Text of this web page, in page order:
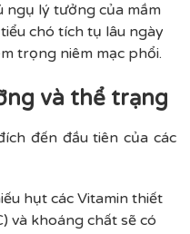
ngụ lý tưởng của mầm
chó tích tụ lâu ngày
trọng niêm mạc phổi.
và thể trạng
đến đầu tiên của các
hụt các Vitamin thiết
và khoáng chất sẽ có